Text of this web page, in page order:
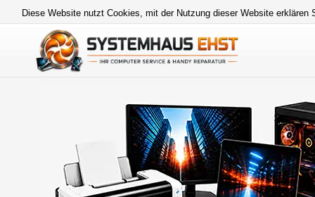
Diese Website nutzt Cookies, mit der Nutzung dieser Website